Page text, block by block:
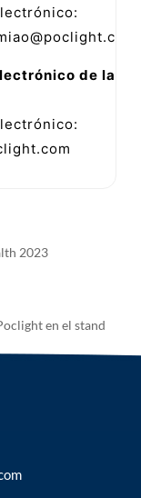
de la
2023
en el stand